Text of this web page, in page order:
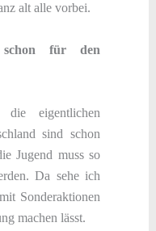
alt alle vorbei.
für den
eigentlichen
sind schon
Jugend muss so
Da sehe ich
Sonderaktionen
machen lässt.